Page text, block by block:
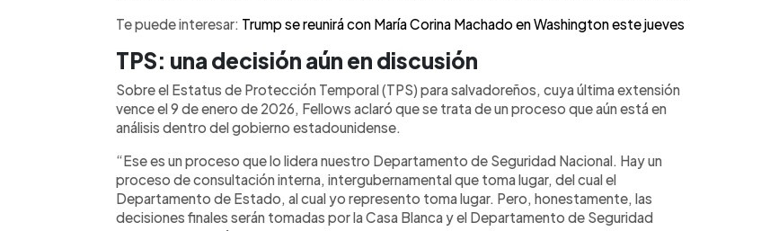
Te puede interesar: Trump se reunirá con María Corina Machado en Washington este jueves
TPS: una decisión aún en discusión
Sobre el Estatus de Protección Temporal (TPS) para salvadoreños, cuya última extensión
vence el 9 de enero de 2026, Fellows aclaró que se trata de un proceso que aún está en
análisis dentro del gobierno estadounidense.
“Ese es un proceso que lo lidera nuestro Departamento de Seguridad Nacional. Hay un
proceso de consultación interna, intergubernamental que toma lugar, del cual el
Departamento de Estado, al cual yo represento toma lugar. Pero, honestamente, las
decisiones finales serán tomadas por la Casa Blanca y el Departamento de Seguridad